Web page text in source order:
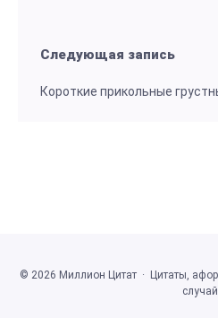
Следующая запись
Короткие прикольные
© 2026 Миллион Цитат·
Цитаты,
случай